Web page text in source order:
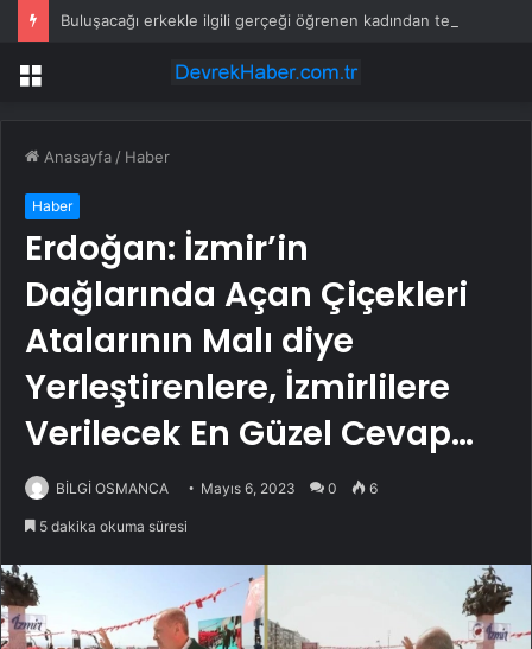
Menü
Anasayfa / Haber
Haber
Erdoğan: İzmir’in
Dağlarında Açan Çiçekleri
Atalarının Malı diye
Yerleştirenlere, İzmirlilere
Verilecek En Güzel Cevap…
BİLGİ OSMANCA Mayıs 6, 2023 0 6
5 dakika okuma süresi